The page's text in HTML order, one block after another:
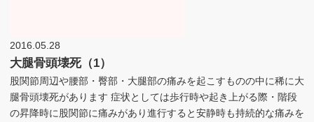
2016.05.28
大腿骨頭壊死（1）
股関節周辺や腰部・臀部・大腿部の痛みを起こすものの中に稀に大
腿骨頭壊死があります 症状としては歩行時や起き上がる際・階段
の昇降時に股関節に痛みがあり進行すると安静時も持続的な痛みを